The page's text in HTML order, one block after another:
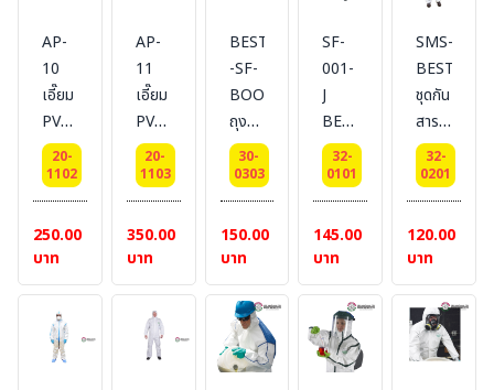
AP-
10
เอี๊ยม
PVC
สีน้ำเงิน
แบบ
เต็ม
หน้าอก
แบบ
สาย
ผูก
คล้อง
คอรัด
20-
1102
250.00
บาท
AP-
11
เอี๊ยม
PVC
สี
เหลือง
ซับใน
โพลีเอสเตอร์
#
BESTSAFE
20-
1103
350.00
บาท
BESTSAFE
-SF-
BOOT
ถุง
คลุม
เท้า
ป้องกัน
ฝุ่น
และ
สาร
เคมี
Type
5,6
30-
0303
150.00
บาท
SF-
001-
J
BESTSAFE
- SF-
bestsafe
standard
32-
0101
145.00
บาท
SMS-
ชุดกัน
สาร
เคมี
ยี่ห้อ
BESTSAFE
32-
0201
120.00
บาท